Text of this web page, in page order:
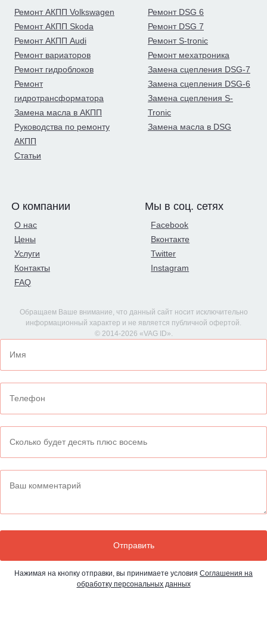
Ремонт АКПП Volkswagen
Ремонт АКПП Skoda
Ремонт АКПП Audi
Ремонт вариаторов
Ремонт гидроблоков
Ремонт
гидротрансформатора
Замена масла в АКПП
Руководства по ремонту
АКПП
Статьи
Ремонт DSG 6
Ремонт DSG 7
Ремонт S-tronic
Ремонт мехатроника
Замена сцепления DSG-7
Замена сцепления DSG-6
Замена сцепления S-
Tronic
Замена масла в DSG
О компании
О нас
Цены
Услуги
Контакты
FAQ
Мы в соц. сетях
Facebook
Вконтакте
Twitter
Instagram
Обращаем Ваше внимание, что данный сайт носит исключительно
информационный характер и не является публичной офертой.
© 2014-2026 «VAG ID».
Нажимая на кнопку отправки, вы принимаете условия Соглашения на
обработку персональных данных